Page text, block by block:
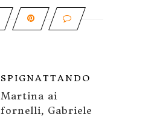
SPIGNATTANDO
Martina ai
fornelli, Gabriele